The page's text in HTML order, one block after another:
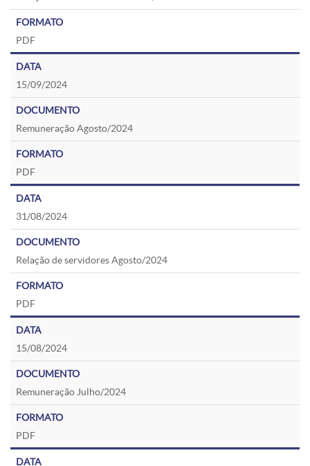
PDF
15/09/2024
Remuneração Agosto/2024
PDF
31/08/2024
Relação de servidores Agosto/2024
PDF
15/08/2024
Remuneração Julho/2024
PDF